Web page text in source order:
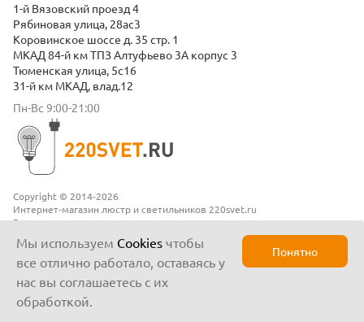
Copyright © 2014-2026
Интернет-магазин люстр и светильников 220svet.ru
Все права защищены
1-й Вязовский проезд 4
Рябиновая улица, 28ас3
Коровинское шоссе д. 35 стр. 1
МКАД 84-й км ТПЗ Алтуфьево 3А корпус 3
Тюменская улица, 5с16
31-й км МКАД, влад.12
Пн-Вс 9:00-21:00
Мы используем Cookies чтобы
все отлично работало, оставаясь у
нас вы соглашаетесь с их
обработкой.
Понятно